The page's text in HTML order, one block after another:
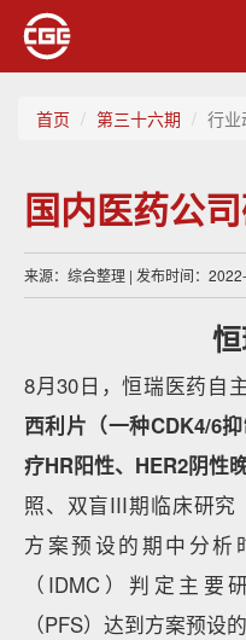
首页 第三十六期 行业
国内医药公
来源：综合整理 | 发布时间：
8月30日，恒瑞医药自
西利片（一种CDK4/6
疗HR阳性、HER2阴性
照、双盲III期临床研究
方案预设的期中分析
（IDMC）判定主
（PFS）达到方案预设